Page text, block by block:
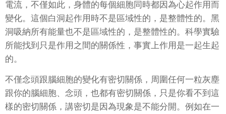
電流，不僅如此，身體的每個細胞同時都因為心起作用而
變化。這個白洞起作用時不是區域性的，是整體性的。黑
洞吸納所有能量也不是區域性的，是整體性的。科學實驗
所能找到只是作用之間的關係性，事實上作用是一起生起
的。
不僅念頭跟腦細胞的變化有密切關係，周圍任何一粒灰塵
跟你的腦細胞、念頭，也都有密切關係，只是你看不到這
樣的密切關係，講密切是因為現象是不能分開。例如在一